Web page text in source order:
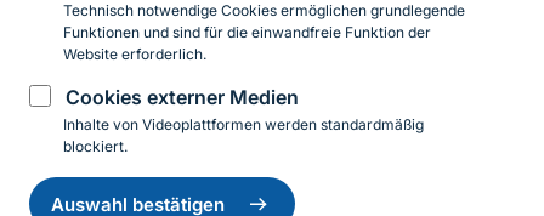
Technisch notwendige Cookies ermöglichen grundlegende
Funktionen und sind für die einwandfreie Funktion der
Website erforderlich.
Cookies externer Medien
Inhalte von Videoplattformen werden standardmäßig
blockiert.
Auswahl bestätigen
Einwilligung
zurückziehen
BfN-Webauftritt
YouTubeLinkedIn
© 2026 Bundesamt für Naturschutz